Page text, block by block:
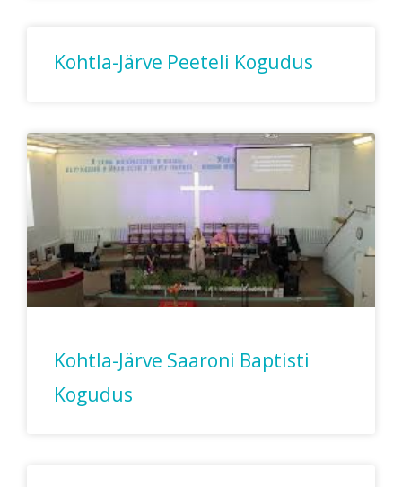
Kohtla-Järve Peeteli Kogudus
Kohtla-Järve Saaroni Baptisti
Kogudus